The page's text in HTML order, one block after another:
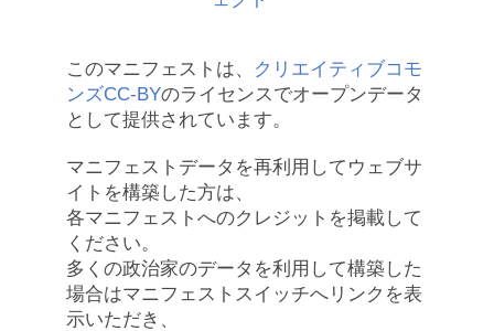
このマニフェストは、
クリエイティブコモ
ンズCC-BYのライセンスでオープンデータ
として提供されています。
マニフェストデータを再利用してウェブサ
イトを構築した方は、
各マニフェストへのクレジットを掲載して
ください。
多くの政治家のデータを利用して構築した
場合はマニフェストスイッチへリンクを表
示いただき、